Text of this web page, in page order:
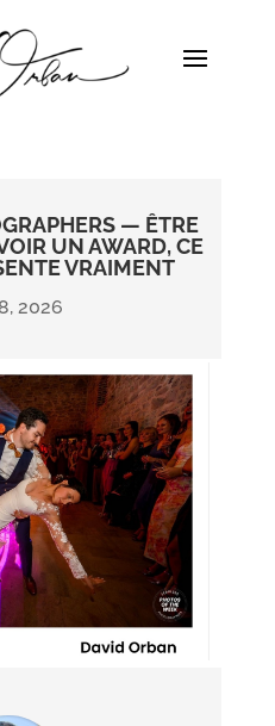
— ÊTRE
UN AWARD, CE
VRAIMENT
2026